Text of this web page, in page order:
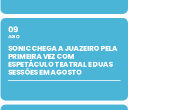
09
AGO
SONIC CHEGA A JUAZEIRO PELA
PRIMEIRA VEZ COM
ESPETÁCULO TEATRAL E DUAS
SESSÕES EM AGOSTO